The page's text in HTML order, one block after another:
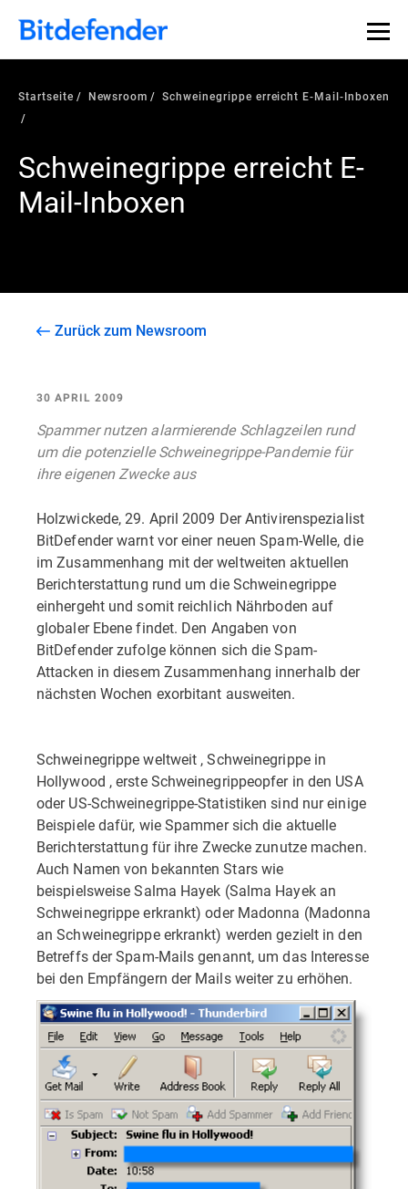
Startseite Newsroom Schweinegrippe erreicht E-Mail-Inboxen
Schweinegrippe erreicht E-
Mail-Inboxen
Zurück zum Newsroom
30 APRIL 2009
Spammer nutzen alarmierende Schlagzeilen rund
um die potenzielle Schweinegrippe-Pandemie für
ihre eigenen Zwecke aus
Holzwickede, 29. April 2009 Der Antivirenspezialist
BitDefender warnt vor einer neuen Spam-Welle, die
im Zusammenhang mit der weltweiten aktuellen
Berichterstattung rund um die Schweinegrippe
einhergeht und somit reichlich Nährboden auf
globaler Ebene findet. Den Angaben von
BitDefender zufolge können sich die Spam-
Attacken in diesem Zusammenhang innerhalb der
nächsten Wochen exorbitant ausweiten.
Schweinegrippe weltweit , Schweinegrippe in
Hollywood , erste Schweinegrippeopfer in den USA
oder US-Schweinegrippe-Statistiken sind nur einige
Beispiele dafür, wie Spammer sich die aktuelle
Berichterstattung für ihre Zwecke zunutze machen.
Auch Namen von bekannten Stars wie
beispielsweise Salma Hayek (Salma Hayek an
Schweinegrippe erkrankt) oder Madonna (Madonna
an Schweinegrippe erkrankt) werden gezielt in den
Betreffs der Spam-Mails genannt, um das Interesse
bei den Empfängern der Mails weiter zu erhöhen.